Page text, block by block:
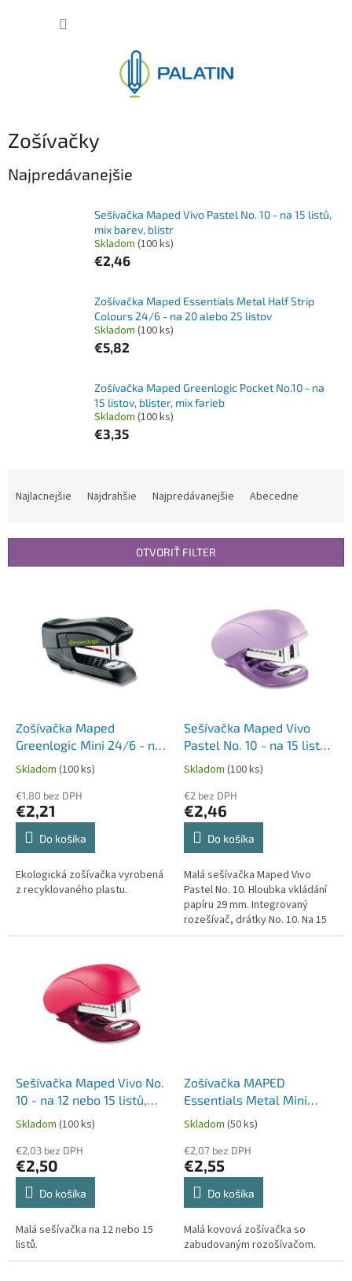
Zošívačky
Najpredávanejšie
Sešívačka Maped Vivo Pastel No. 10 - na 15 listů,
mix barev, blistr
Skladom (100 ks)
€2,46
Zošívačka Maped Essentials Metal Half Strip
Colours 24/6 - na 20 alebo 25 listov
Skladom (100 ks)
€5,82
Zošívačka Maped Greenlogic Pocket No.10 - na
15 listov, blister, mix farieb
Skladom (100 ks)
€3,35
i
Najlacnejšie Najdrahšie Najpredávanejšie Abecedne
OTVORIŤ FILTER
Zošívačka Maped
Greenlogic Mini 24/6 - na
12 alebo 15 listov
Skladom (100 ks)
€1,80 bez DPH
€2,21
Do košíka
Ekologická zošívačka vyrobená
z recyklovaného plastu.
Sešívačka Maped Vivo
Pastel No. 10 - na 15 listů,
mix barev, blistr
Skladom (100 ks)
€2 bez DPH
€2,46
Do košíka
Malá sešívačka Maped Vivo
Pastel No. 10. Hloubka vkládání
papíru 29 mm. Integrovaný
rozešívač, drátky No. 10. Na 15
listů. Vyrobeno z 80% post-
Sešívačka Maped Vivo No.
10 - na 12 nebo 15 listů,
mix barev, blistr
Skladom (100 ks)
€2,03 bez DPH
€2,50
Do košíka
Malá sešívačka na 12 nebo 15
listů.
Zošívačka MAPED
Essentials Metal Mini
No.10 - na 15 listov
Skladom (50 ks)
€2,07 bez DPH
€2,55
Do košíka
Malá kovová zošívačka so
zabudovaným rozošívačom.